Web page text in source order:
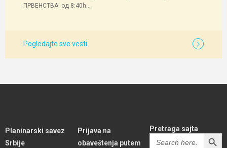
ПРВЕНСТВА: од 8:40h...
Pogledajte sve vesti
Planinarski savez
Srbije
Prijava na
obaveštenja putem
Pretraga sajta
Search
for:
SEARCH